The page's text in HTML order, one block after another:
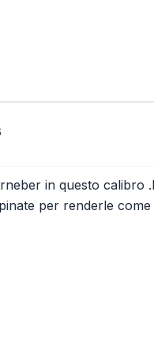
in questo calibro
per renderle